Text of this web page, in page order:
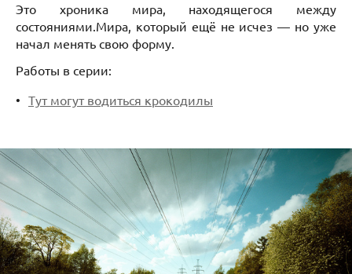
Это хроника мира, находящегося между
состояниями.Мира, который ещё не исчез — но уже
начал менять свою форму.
Работы в серии:
Тут могут водиться крокодилы